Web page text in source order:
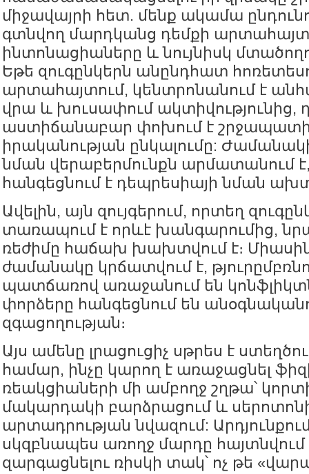
միջավայրի հետ. մենք ակամա
գտնվող մարդկանց դեմքի
ինտոնացիաները և նույնիսկ
Եթե զուգընկերն անընդհատ
արտահայտում, կենտրոնանում է
վրա և խուսափում ակտիվությունից,
աստիճանաբար փոխում է
իրականության ընկալումը:
նման վերաբերմունքն արմատանում է,
հանգեցնում է դեպրեսիայի նման
Ավելին, այն զույգերում, որտեղ
տառապում է որևէ խանգարումից,
ռեժիմը հաճախ խախտվում է։
ժամանակը կրճատվում է,
պատճառով առաջանում են
փորձերը հանգեցնում են
զգացողության։
Այս ամենը լրացուցիչ սթրես է
համար, ինչը կարող է առաջացնել
ռեակցիաների մի ամբողջ շղթա՝
մակարդակի բարձրացում և
արտադրության նվազում:
սկզբնապես առողջ մարդը
զարգացնելու ռիսկի տակ՝ ոչ թե